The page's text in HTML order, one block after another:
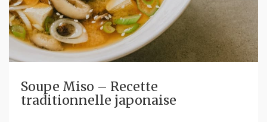
Soupe Miso – Recette
traditionnelle japonaise